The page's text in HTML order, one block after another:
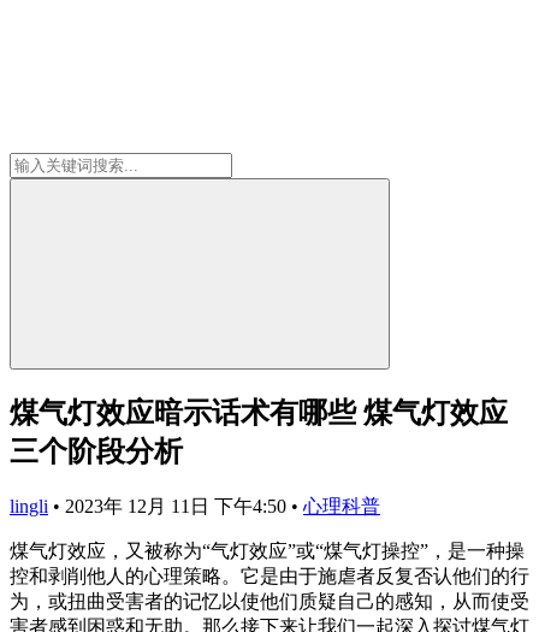
煤气灯效应暗示话术有哪些 煤气灯效应
三个阶段分析
lingli • 2023年 12月 11日 下午4:50 • 心理科普
煤气灯效应，又被称为“气灯效应”或“煤气灯操控”，是一种操
控和剥削他人的心理策略。它是由于施虐者反复否认他们的行
为，或扭曲受害者的记忆以使他们质疑自己的感知，从而使受
害者感到困惑和无助。那么接下来让我们一起深入探讨煤气灯